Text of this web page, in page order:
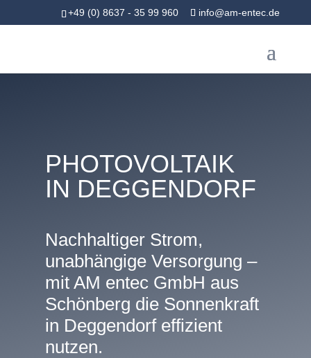
+49 (0) 8637 - 35 99 960 info@am-entec.de
PHOTOVOLTAIK
IN DEGGENDORF
Nachhaltiger Strom,
unabhängige Versorgung –
mit AM entec GmbH aus
Schönberg die Sonnenkraft
in Deggendorf effizient
nutzen.